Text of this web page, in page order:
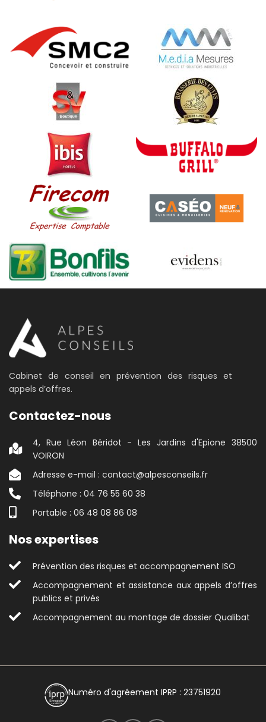
Cabinet de conseil en prévention des risques et
appels d’offres.
Contactez-nous
4, Rue Léon Béridot - Les Jardins d'Epione 38500
VOIRON
Adresse e-mail : contact@alpesconseils.fr
Téléphone : 04 76 55 60 38
Portable : 06 48 08 86 08
Nos expertises
Prévention des risques et accompagnement ISO
Accompagnement et assistance aux appels d’offres
publics et privés
Accompagnement au montage de dossier Qualibat
Numéro d'agréement IPRP : 23751920
04 76 55 60 38